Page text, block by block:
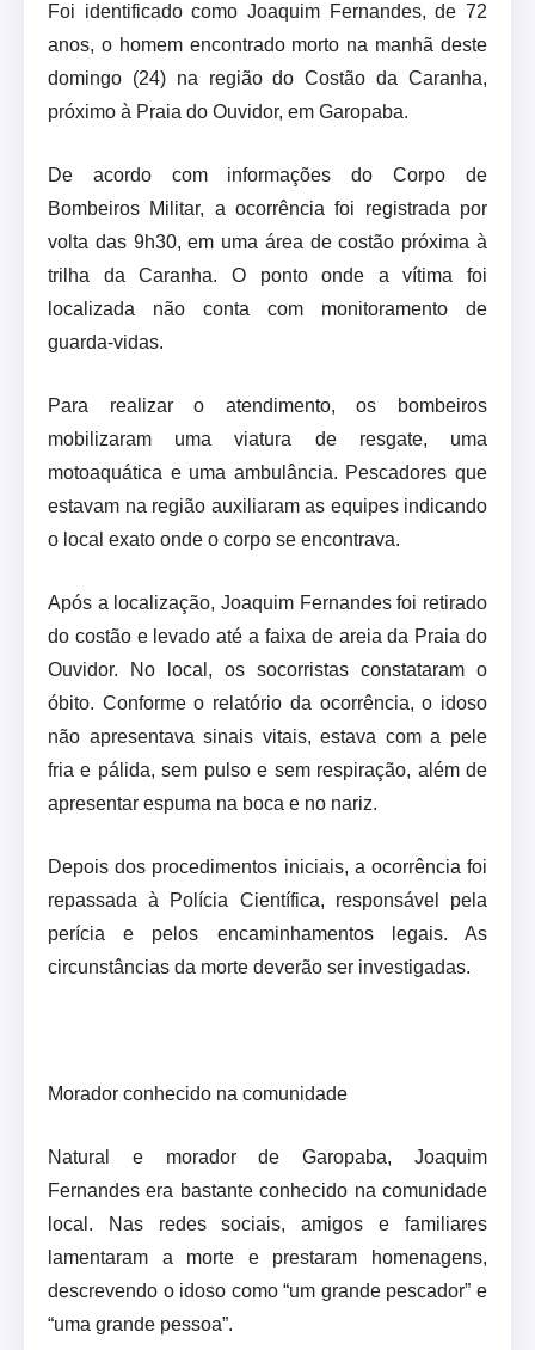
Foi identificado como Joaquim Fernandes, de 72
anos, o homem encontrado morto na manhã deste
domingo (24) na região do Costão da Caranha,
próximo à Praia do Ouvidor, em Garopaba.
De acordo com informações do Corpo de
Bombeiros Militar, a ocorrência foi registrada por
volta das 9h30, em uma área de costão próxima à
trilha da Caranha. O ponto onde a vítima foi
localizada não conta com monitoramento de
guarda-vidas.
Para realizar o atendimento, os bombeiros
mobilizaram uma viatura de resgate, uma
motoaquática e uma ambulância. Pescadores que
estavam na região auxiliaram as equipes indicando
o local exato onde o corpo se encontrava.
Após a localização, Joaquim Fernandes foi retirado
do costão e levado até a faixa de areia da Praia do
Ouvidor. No local, os socorristas constataram o
óbito. Conforme o relatório da ocorrência, o idoso
não apresentava sinais vitais, estava com a pele
fria e pálida, sem pulso e sem respiração, além de
apresentar espuma na boca e no nariz.
Depois dos procedimentos iniciais, a ocorrência foi
repassada à Polícia Científica, responsável pela
perícia e pelos encaminhamentos legais. As
circunstâncias da morte deverão ser investigadas.
Morador conhecido na comunidade
Natural e morador de Garopaba, Joaquim
Fernandes era bastante conhecido na comunidade
local. Nas redes sociais, amigos e familiares
lamentaram a morte e prestaram homenagens,
descrevendo o idoso como “um grande pescador” e
“uma grande pessoa”.